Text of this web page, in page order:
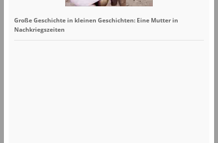
Große Geschichte in kleinen Geschichten: Eine Mutter in
Nachkriegszeiten